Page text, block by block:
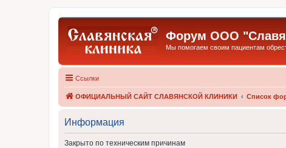
Форум ООО
Мы помогаем своим пациентам
Ссылки
ОФИЦИАЛЬНЫЙ САЙТ СЛАВЯНСКОЙ КЛИНИКИ Список
Информация
Закрыто по техническим причинам